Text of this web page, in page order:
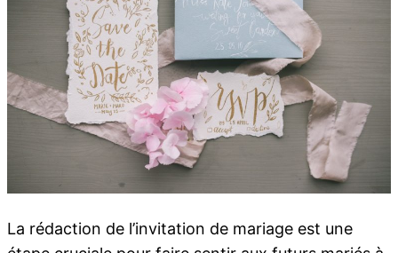
La rédaction de l’invitation de mariage est une